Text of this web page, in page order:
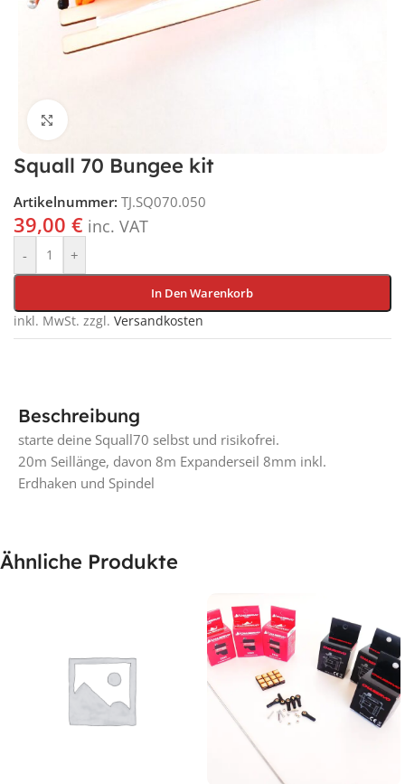
Squall 70 Bungee kit
Artikelnummer: TJ.SQ070.050
39,00 € inc. VAT
- +
In Den Warenkorb
inkl. MwSt. zzgl. Versandkosten
Beschreibung
starte deine Squall70 selbst und risikofrei.
20m Seillänge, davon 8m Expanderseil 8mm inkl.
Erdhaken und Spindel
Ähnliche Produkte